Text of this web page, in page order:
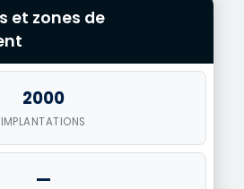
et zones de
2000
IMPLANTATIONS
—